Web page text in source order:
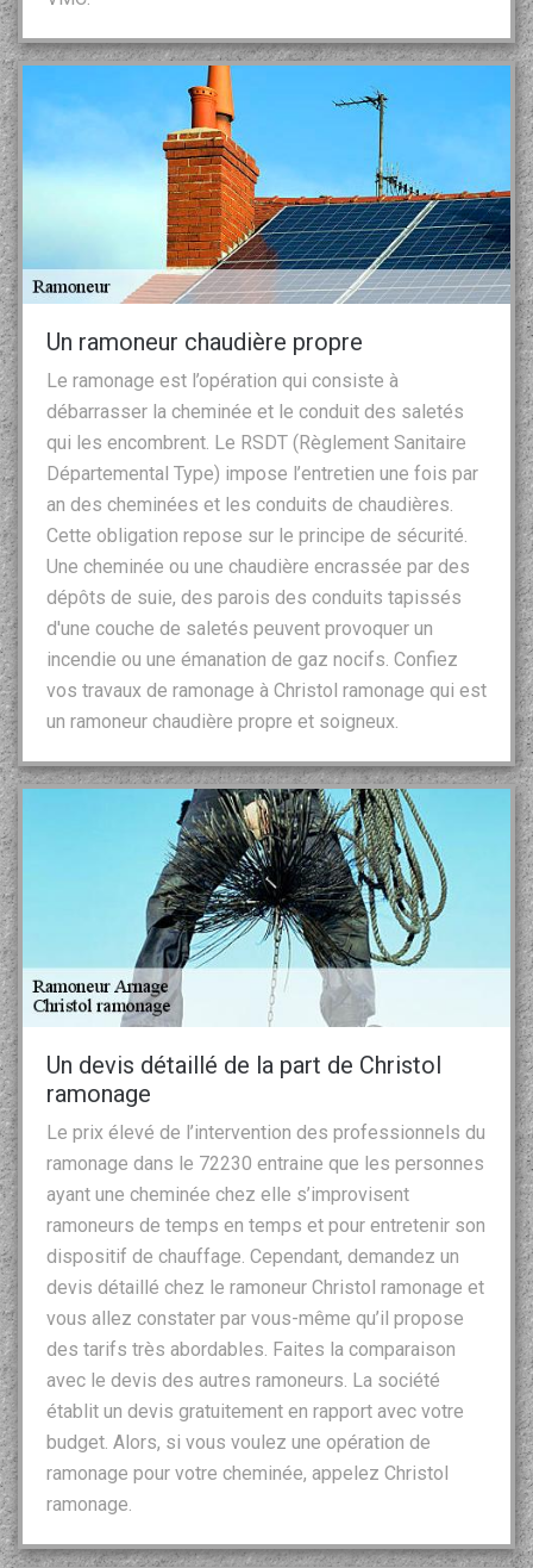
Un ramoneur chaudière propre
Le ramonage est l’opération qui consiste à
débarrasser la cheminée et le conduit des saletés
qui les encombrent. Le RSDT (Règlement Sanitaire
Départemental Type) impose l’entretien une fois par
an des cheminées et les conduits de chaudières.
Cette obligation repose sur le principe de sécurité.
Une cheminée ou une chaudière encrassée par des
dépôts de suie, des parois des conduits tapissés
d'une couche de saletés peuvent provoquer un
incendie ou une émanation de gaz nocifs. Confiez
vos travaux de ramonage à Christol ramonage qui est
un ramoneur chaudière propre et soigneux.
Un devis détaillé de la part de Christol
ramonage
Le prix élevé de l’intervention des professionnels du
ramonage dans le 72230 entraine que les personnes
ayant une cheminée chez elle s’improvisent
ramoneurs de temps en temps et pour entretenir son
dispositif de chauffage. Cependant, demandez un
devis détaillé chez le ramoneur Christol ramonage et
vous allez constater par vous-même qu’il propose
des tarifs très abordables. Faites la comparaison
avec le devis des autres ramoneurs. La société
établit un devis gratuitement en rapport avec votre
budget. Alors, si vous voulez une opération de
ramonage pour votre cheminée, appelez Christol
ramonage.